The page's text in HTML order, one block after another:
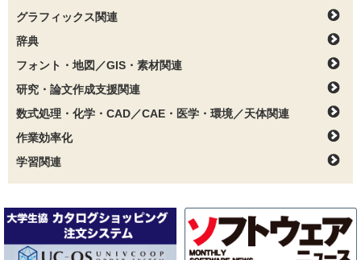
グラフィックス関連
辞典
フォント・地図／GIS・素材関連
研究・論文作成支援関連
数式処理・化学・CAD／CAE・医学・環境／天体関連
作業効率化
学習関連